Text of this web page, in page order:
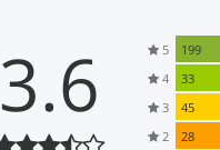
3.6 5
199
4
33
3
45
2
28